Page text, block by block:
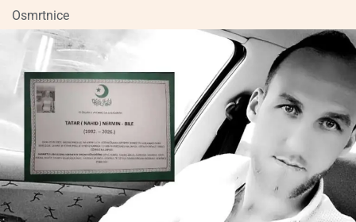
Osmrtnice